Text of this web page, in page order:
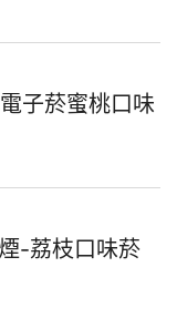
子菸蜜桃口味
-荔枝口味菸